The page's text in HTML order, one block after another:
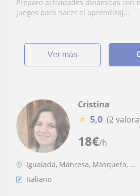
Preparo actividades dinámicas con
juegos para hacer el aprendizaj...
ver más
18€/h
Cristina
★ 5,0 (2
Igualada, Manresa, Masquefa, ...
Italiano